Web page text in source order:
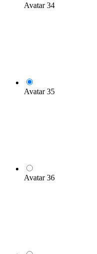
Avatar 34
Avatar 35
Avatar 36